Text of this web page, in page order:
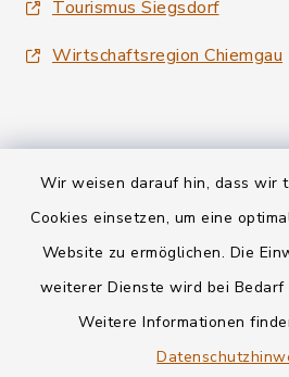
Wir weisen darauf hin, dass wir
Cookies einsetzen, um eine
Website zu ermöglichen. Die
weiterer Dienste wird bei
Weitere Informationen
Tourismus Siegsdorf
Wirtschaftsregion Chiemgau
Kontakt